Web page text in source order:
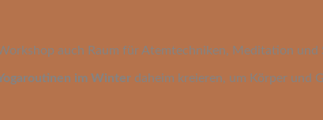
auch Raum für Atemtechniken, Meditation und
im Winter daheim kreieren, um Körper und